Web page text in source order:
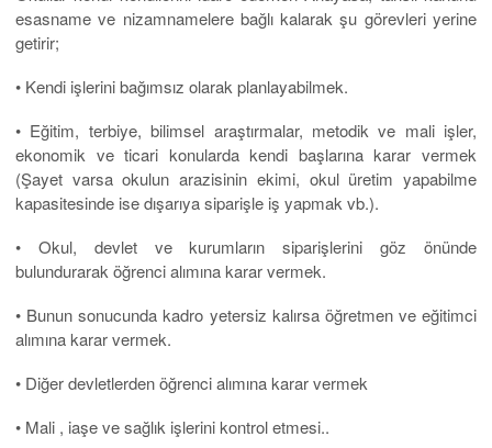
esasname ve nizamnamelere bağlı kalarak şu görevleri yerine
getirir;
• Kendi işlerini bağımsız olarak planlayabilmek.
• Eğitim, terbiye, bilimsel araştırmalar, metodik ve mali işler,
ekonomik ve ticari konularda kendi başlarına karar vermek
(Şayet varsa okulun arazisinin ekimi, okul üretim yapabilme
kapasitesinde ise dışarıya siparişle iş yapmak vb.).
• Okul, devlet ve kurumların siparişlerini göz önünde
bulundurarak öğrenci alımına karar vermek.
• Bunun sonucunda kadro yetersiz kalırsa öğretmen ve eğitimci
alımına karar vermek.
• Diğer devletlerden öğrenci alımına karar vermek
• Mali , iaşe ve sağlık işlerini kontrol etmesi..